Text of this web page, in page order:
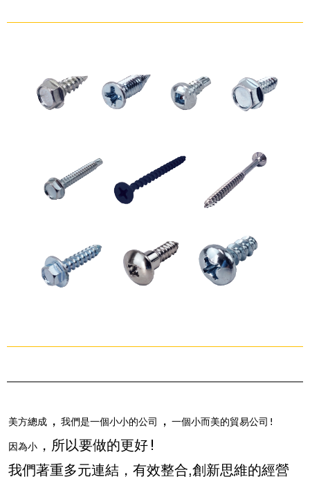
美方總成 ， 我們是一個小小的公司 ， 一個小而美的貿易公司!
因為小 ， 所以要做的更好!
我們著重多元連結 ， 有效整合,創新思維的經營